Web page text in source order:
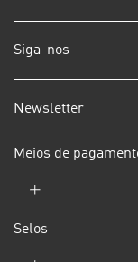
Siga-nos
Newsletter
Meios de
Selos